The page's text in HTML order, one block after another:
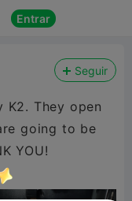
Entrar
Seguir
K2. They open
going to be
YOU!